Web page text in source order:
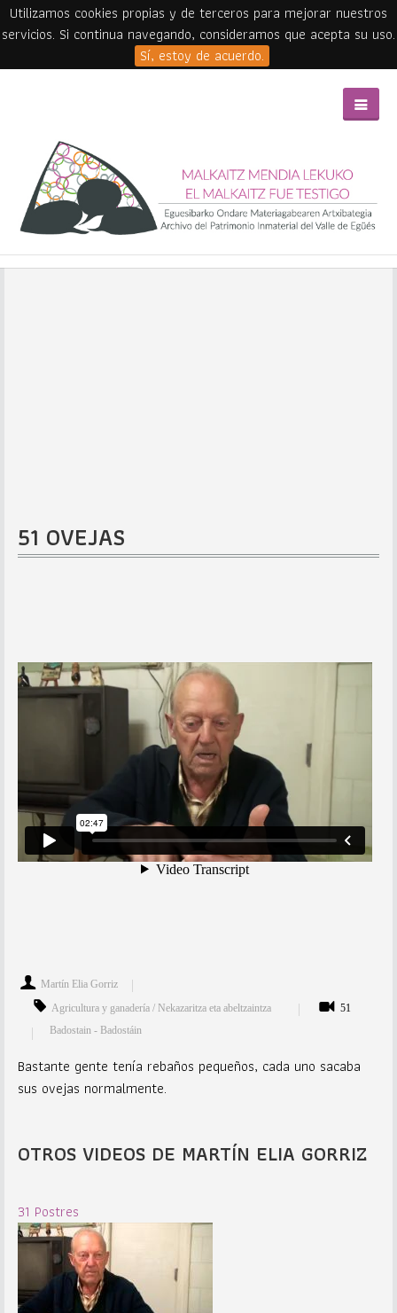
Utilizamos cookies propias y de terceros para mejorar nuestros
servicios. Si continua navegando, consideramos que acepta su uso.
Sí, estoy de acuerdo.
51 OVEJAS
Martín Elia Gorriz
Agricultura y ganadería / Nekazaritza eta abeltzaintza
51
Badostain - Badostáin
Bastante gente tenía rebaños pequeños, cada uno sacaba
sus ovejas normalmente.
OTROS VIDEOS DE MARTÍN ELIA GORRIZ
31 Postres